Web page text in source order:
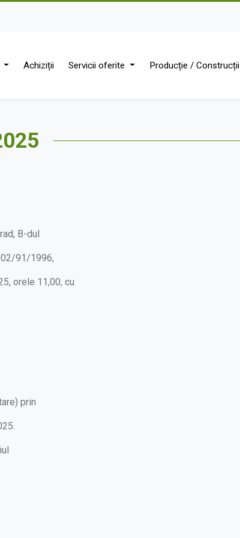
Achiziții Servicii oferite Producție / Construcții
B-dul
91/1996,
orele 11,00, cu
prin